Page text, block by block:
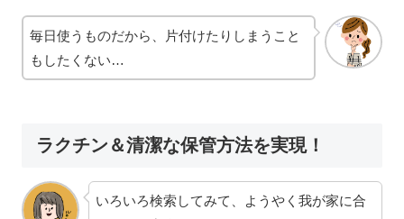
毎日使うものだから、片付けたりしまうこと
もしたくない…
ラクチン＆清潔な保管方法を実現！
いろいろ検索してみて、ようやく我が家に合